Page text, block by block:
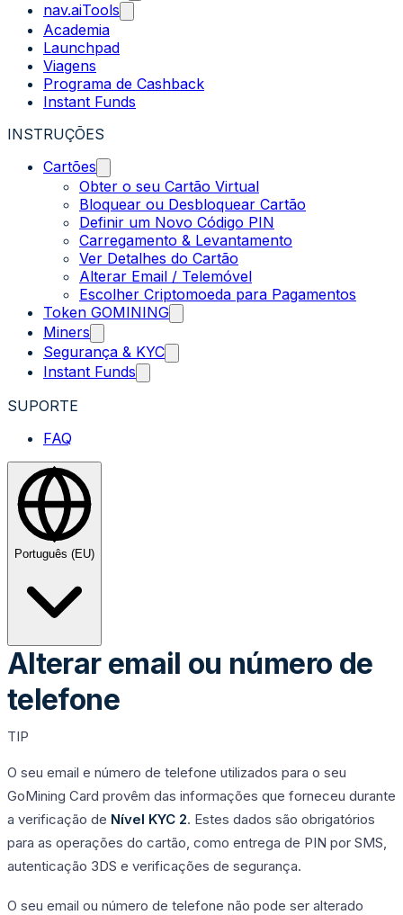
nav.aiTools
Academia
Launchpad
Viagens
Programa de Cashback
Instant Funds
INSTRUÇÕES
Cartões
Obter o seu Cartão Virtual
Bloquear ou Desbloquear Cartão
Definir um Novo Código PIN
Carregamento & Levantamento
Ver Detalhes do Cartão
Alterar Email / Telemóvel
Escolher Criptomoeda para Pagamentos
Token GOMINING
Miners
Segurança & KYC
Instant Funds
SUPORTE
FAQ
Português (EU)
Alterar email ou número de
telefone
TIP
O seu email e número de telefone utilizados para o seu
GoMining Card provêm das informações que forneceu durante
a verificação de Nível KYC 2. Estes dados são obrigatórios
para as operações do cartão, como entrega de PIN por SMS,
autenticação 3DS e verificações de segurança.
O seu email ou número de telefone não pode ser alterado